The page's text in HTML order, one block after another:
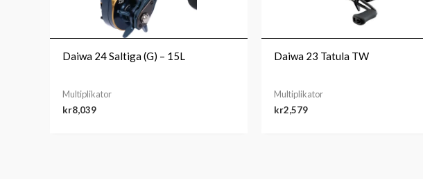
Daiwa 24 Saltiga (G) – 15L
Multiplikator
kr8,039
Daiwa 23 Tatula TW
Multiplikator
kr2,579